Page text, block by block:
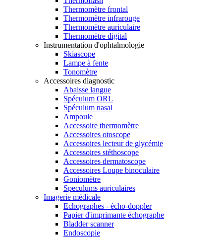
Thermomètre frontal
Thermomètre infrarouge
Thermomètre auriculaire
Thermomètre digital
Instrumentation d'ophtalmologie
Skiascope
Lampe à fente
Tonomètre
Accessoires diagnostic
Abaisse langue
Spéculum ORL
Spéculum nasal
Ampoule
Accessoire thermomètre
Accessoires otoscope
Accessoires lecteur de glycémie
Accessoires stéthoscope
Accessoires dermatoscope
Accessoires Loupe binoculaire
Goniomètre
Speculums auriculaires
Imagerie médicale
Echographes - écho-doppler
Papier d'imprimante échographe
Bladder scanner
Endoscopie